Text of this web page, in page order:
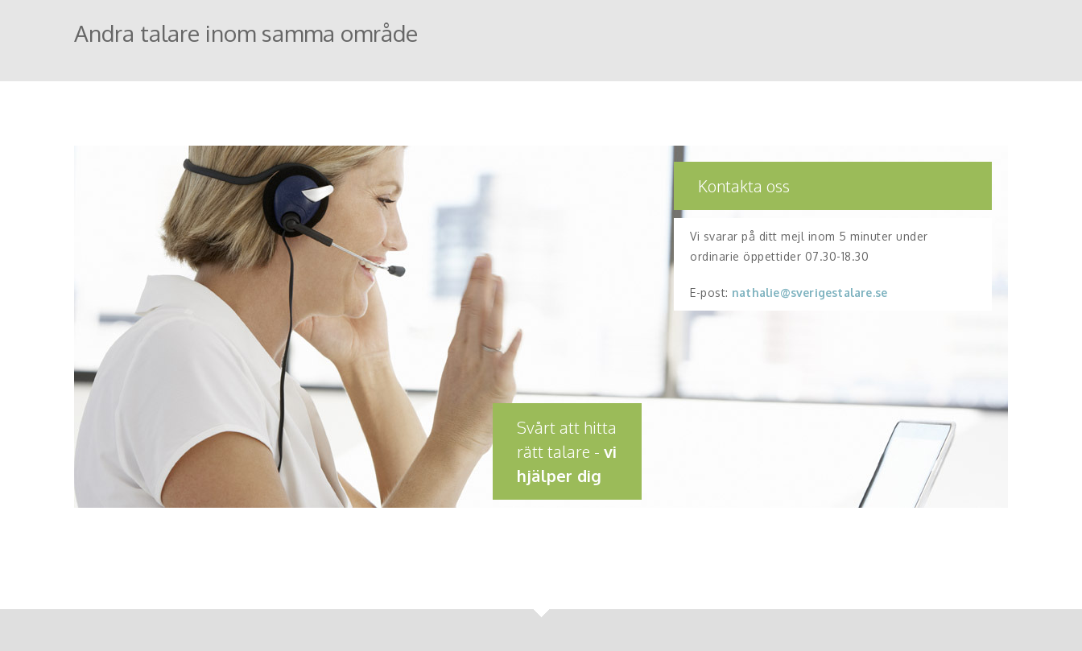
Andra talare inom samma område
Svårt att hitta
rätt talare - vi
hjälper dig
Kontakta oss
Vi svarar på ditt mejl inom 5 minuter under
ordinarie öppettider 07.30-18.30
E-post: nathalie@sverigestalare.se